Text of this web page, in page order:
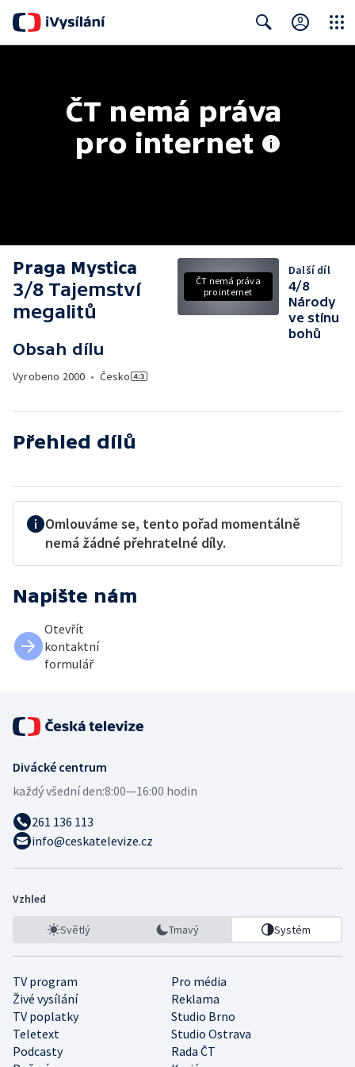
ČT nemá práva
pro internet
Praga Mystica
3/8 Tajemství
megalitů
Obsah dílu
Vyrobeno 2000 • Česko
ČT nemá práva
pro internet
Další díl
4/8
Národy
ve stínu
bohů
Přehled dílů
Omlouváme se, tento pořad momentálně
nemá žádné přehratelné díly.
Napište nám
Otevřít
kontaktní
formulář
Divácké centrum
každý všední den:8:00—16:00 hodin
261 136 113
info@ceskatelevize.cz
Vzhled
Světlý Tmavý Systém
TV program
Pro média
Živé vysílání
Reklama
TV poplatky
Studio Brno
Teletext
Studio Ostrava
Podcasty
Rada ČT